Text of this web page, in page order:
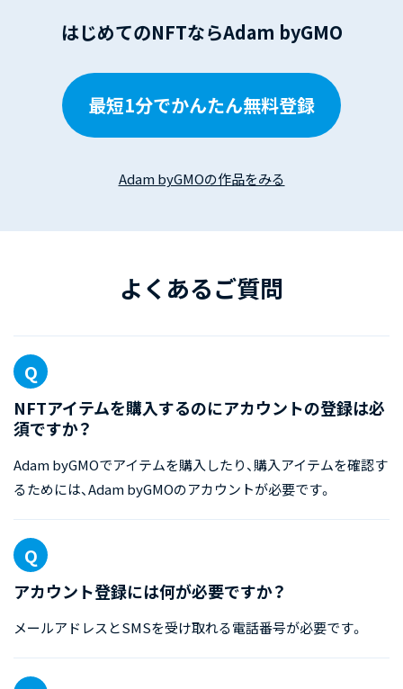
はじめてのNFTならAdam byGMO
最短1分でかんたん無料登録
Adam byGMOの作品をみる
よくあるご質問
NFTアイテムを購入するのにアカウントの登録は必
須ですか？
Adam byGMOでアイテムを購入したり、購入アイテムを確認す
るためには、Adam byGMOのアカウントが必要です。
アカウント登録には何が必要ですか？
メールアドレスとSMSを受け取れる電話番号が必要です。